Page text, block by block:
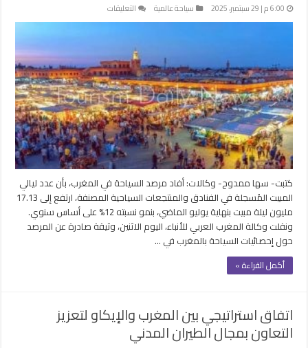
6:00 م | 29 سبتمبر، 2025 سياحة عالمية التعليقات
المغرب
مليون
ليلة
مبيت
سياحية
في
7
أشهر
مغلقة
كتبت- سها ممدوح- وكالات: أفاد مرصد السياحة في المغرب، بأن عدد ليالي
المبيت المُسجلة في الفنادق والمنتجعات السياحية المصنفة، ارتفع إلى 17.13
مليون ليلة مبيت بنهاية يوليو الماضي، بنمو نسبته 12% على أساس سنوي.
ونقلت وكالة المغرب العربي للأنباء، اليوم الاثنين، وثيقة صادرة عن المرصد
حول إحصائيات السياحة بالمغرب في …
أكمل القراءة »
اتفاق استراتيجي بين المغرب والإيكاو لتعزيز
التعاون بمجال الطيران المدني